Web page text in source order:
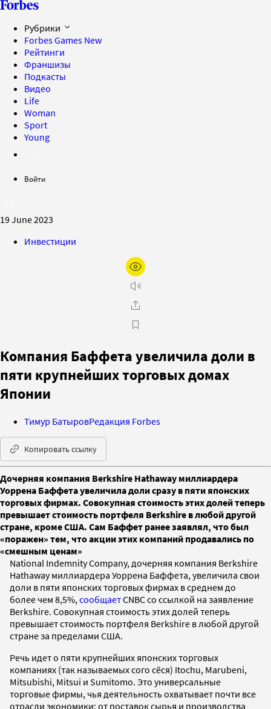
Рубрики
Forbes Games New
Рейтинги
Франшизы
Подкасты
Видео
Life
Woman
Sport
Young
Войти
19 June 2023
Инвестиции
Компания Баффета увеличила доли в
пяти крупнейших торговых домах
Японии
Тимур БатыровРедакция Forbes
Копировать ссылку
Дочерняя компания Berkshire Hathaway миллиардера
Уоррена Баффета увеличила доли сразу в пяти японских
торговых фирмах. Совокупная стоимость этих долей теперь
превышает стоимость портфеля Berkshire в любой другой
стране, кроме США. Сам Баффет ранее заявлял, что был
«поражен» тем, что акции этих компаний продавались по
«смешным ценам»
National Indemnity Company, дочерняя компания Berkshire
Hathaway миллиардера Уоррена Баффета, увеличила свои
доли в пяти японских торговых фирмах в среднем до
более чем 8,5%, сообщаетCNBC со ссылкой на заявление
Berkshire. Совокупная стоимость этих долей теперь
превышает стоимость портфеля Berkshire в любой другой
стране за пределами США.
Речь идет о пяти крупнейших японских торговых
компаниях (так называемых сого сёся) Itochu, Marubeni,
Mitsubishi, Mitsui и Sumitomo. Это универсальные
торговые фирмы, чья деятельность охватывает почти все
отрасли экономики: от поставок сырья и производства